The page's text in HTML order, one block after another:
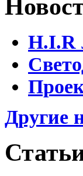
H.I.R
Другие